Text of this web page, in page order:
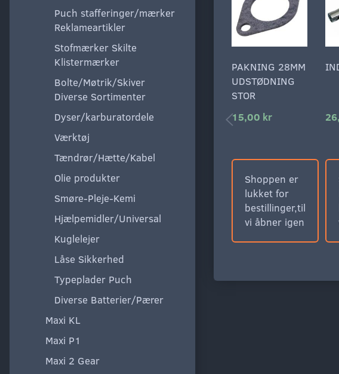
Puch stafferinger/mærker
Reklameartikler
Stofmærker Skilte
Klistermærker
Bolte/Møtrik/Skiver
Diverse Sortimenter
Dyser/karburatordele
Værktøj
Tændrør/Hætte/Kabel
Olie produkter
Smøre-Pleje-Kemi
Hjælpemidler/Universal
Kuglelejer
Låse Sikkerhed
Typeplader Puch
Diverse Batterier/Pærer
Maxi KL
Maxi P1
Maxi 2 Gear
PAKNING 28MM
UDSTØDNING
STOR
15,00 kr
Shoppen er
lukket for
bestillinger,til
vi åbner igen